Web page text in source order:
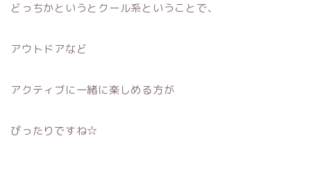
どっちかというとクール系ということで、
アウトドアなど
アクティブに一緒に楽しめる方が
ぴったりですね☆